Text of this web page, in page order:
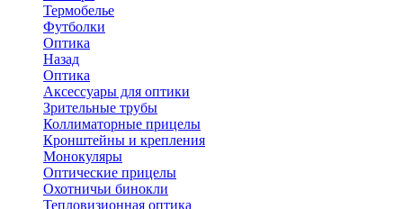
Термобелье
Футболки
Оптика
Назад
Оптика
Аксессуары для оптики
Зрительные трубы
Коллиматорные прицелы
Кронштейны и крепления
Монокуляры
Оптические прицелы
Охотничьи бинокли
Тепловизионная оптика